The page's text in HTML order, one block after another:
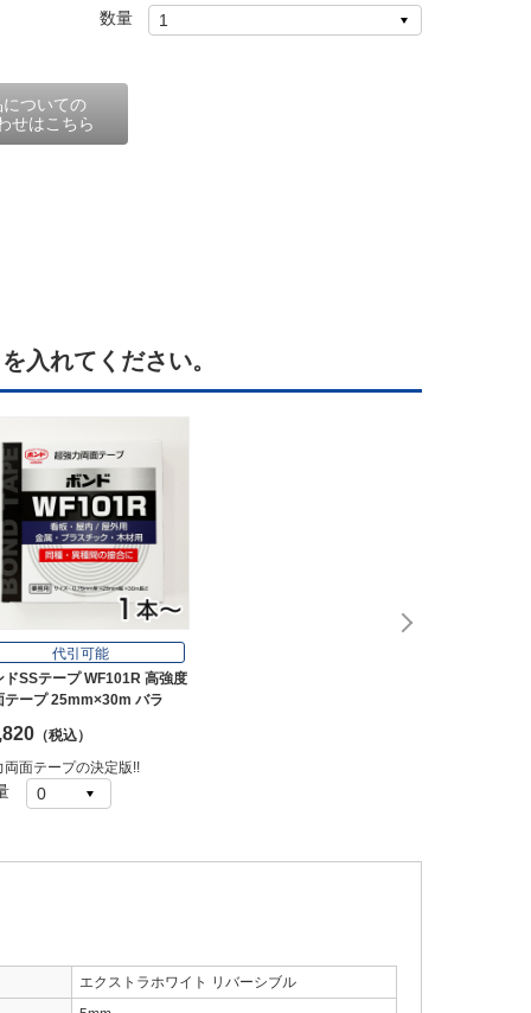
数量
についての
せはこちら
入れてください。
代引可能
ドSSテープ WF101R 高強度
テープ 25mm×30m バラ
（税込）
両面テープの決定版!!
エクストラホワイト リバーシブル